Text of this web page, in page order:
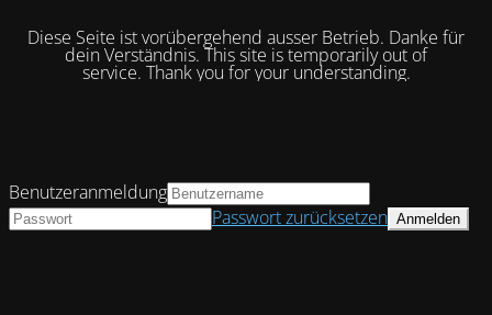
Diese Seite ist vorübergehend ausser Betrieb. Danke für
dein Verständnis. This site is temporarily out of
service. Thank you for your understanding.
Benutzeranmeldung
Passwort zurücksetzen